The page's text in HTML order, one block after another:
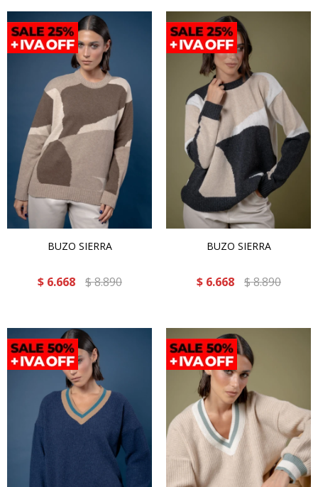
BUZO SIERRA
$ 6.668 $8.890
BUZO SIERRA
$ 6.668 $8.890